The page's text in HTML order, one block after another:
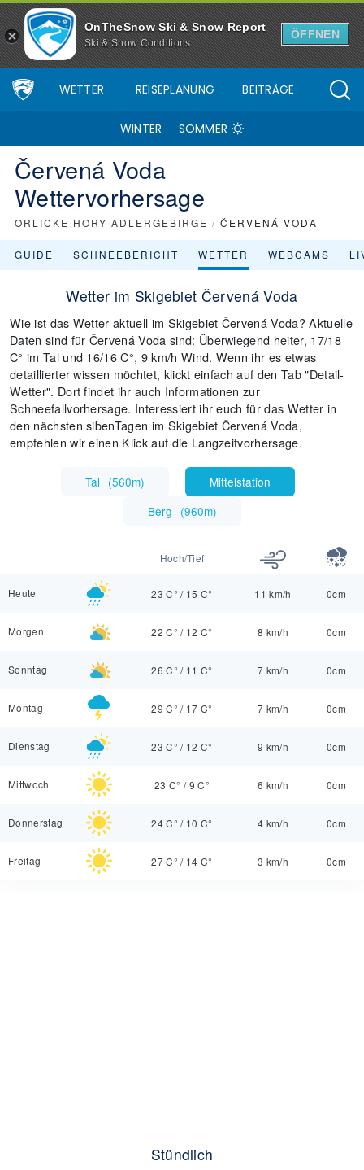
OnTheSnow Ski & Snow Report
Ski & Snow Conditions
ÖFFNEN
WETTER REISEPLANUNG BEITRÄGE
WINTER SOMMER
Červená Voda
Wettervorhersage
ORLICKE HORY ADLERGEBIRGE / ČERVENÁ VODA
GUIDE SCHNEEBERICHT WETTER WEBCAMS
Wetter im Skigebiet Červená Voda
Wie ist das Wetter aktuell im Skigebiet Červená Voda? Aktuelle
Daten sind für Červená Voda sind: Überwiegend heiter, 17/18
C° im Tal und 16/16 C°, 9 km/h Wind. Wenn ihr es etwas
detaillierter wissen möchtet, klickt einfach auf den Tab "Detail-
Wetter". Dort findet ihr auch Informationen zur
Schneefallvorhersage. Interessiert ihr euch für das Wetter in
den nächsten sibenTagen im Skigebiet Červená Voda,
empfehlen wir einen Klick auf die Langzeitvorhersage.
Tal (560m)
Mittelstation
Berg (960m)
Hoch/Tief
Heute 23 C° / 15 C° 11 km/h 0cm
Morgen 22 C° / 12 C° 8 km/h 0cm
Sonntag 26 C° / 11 C° 7 km/h 0cm
Montag 29 C° / 17 C° 7 km/h 0cm
Dienstag 23 C° / 12 C° 9 km/h 0cm
Mittwoch 23 C° / 9 C° 6 km/h 0cm
Donnerstag 24 C° / 10 C° 4 km/h 0cm
Freitag 27 C° / 14 C° 3 km/h 0cm
Stündlich